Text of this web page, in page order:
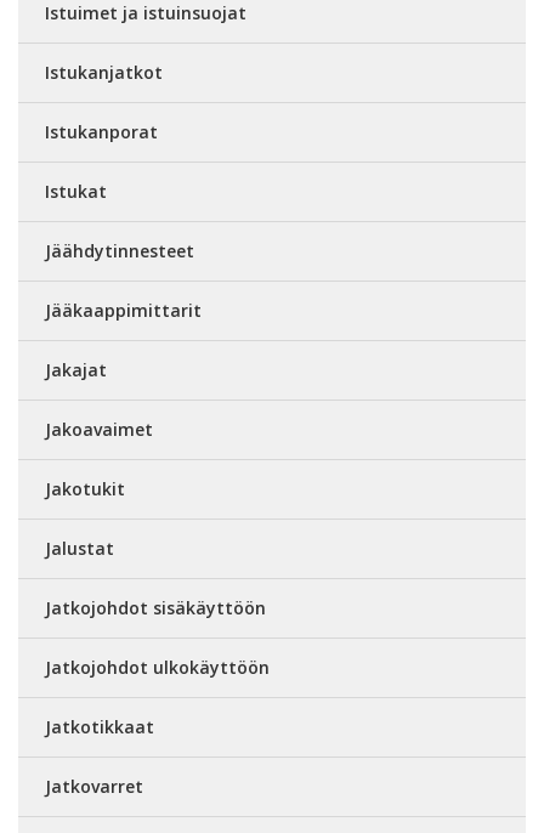
Istuimet ja istuinsuojat
Istukanjatkot
Istukanporat
Istukat
Jäähdytinnesteet
Jääkaappimittarit
Jakajat
Jakoavaimet
Jakotukit
Jalustat
Jatkojohdot sisäkäyttöön
Jatkojohdot ulkokäyttöön
Jatkotikkaat
Jatkovarret